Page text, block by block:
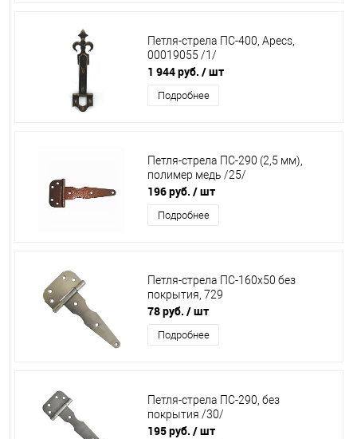
Петля-стрела ПС-400, Apecs,
00019055 /1/
1 944 руб. / шт
Подробнее
Петля-стрела ПС-290 (2,5 мм),
полимер медь /25/
196 руб. / шт
Подробнее
Петля-стрела ПС-160х50 без
покрытия, 729
78 руб. / шт
Подробнее
Петля-стрела ПС-290, без
покрытия /30/
195 руб. / шт